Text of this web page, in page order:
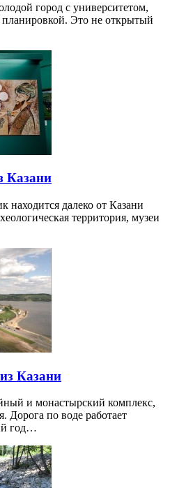
город с университетом,
Это не открытый
Казани
находится далеко от Казани
территория, музеи
Казани
и монастырский комплекс,
Дорога по воде работает
год…